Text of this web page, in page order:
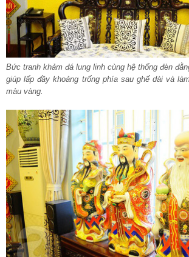
Bức tranh khảm đá lung linh cùng hệ thống đèn
giúp lấp đầy khoảng trống phía sau ghế dài và
màu vàng.